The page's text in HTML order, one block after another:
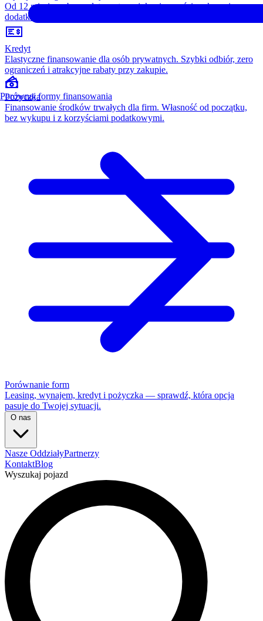
Od 12 miesięcy, bez opłaty wstępnej, konieczności wykupu i
dodatkowych kosztów. Wszystko w cenie raty.
Kredyt
Elastyczne finansowanie dla osób prywatnych. Szybki odbiór, zero
ograniczeń i atrakcyjne rabaty przy zakupie.
Pożyczka
Finansowanie środków trwałych dla firm. Własność od początku,
bez wykupu i z korzyściami podatkowymi.
Porównanie form
Leasing, wynajem, kredyt i pożyczka — sprawdź, która opcja
pasuje do Twojej sytuacji.
O nas
Nasze OddziałyPartnerzy
KontaktBlog
Wyszukaj pojazd
Porównaj formy finansowania